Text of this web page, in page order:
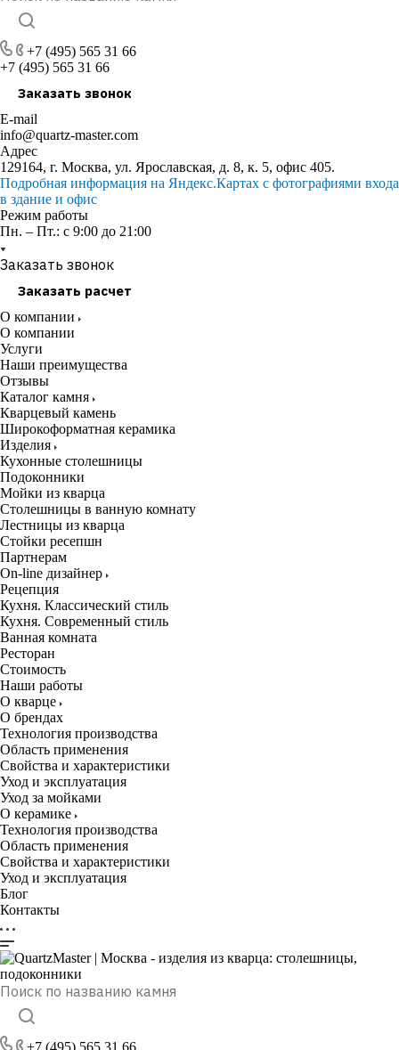
+7 (495) 565 31 66
+7 (495) 565 31 66
Заказать звонок
E-mail
info@quartz-master.com
Адрес
129164, г. Москва, ул. Ярославская, д. 8, к. 5, офис 405.
Подробная информация на Яндекс.Картах с фотографиями входа
в здание и офис
Режим работы
Пн. – Пт.: с 9:00 до 21:00
Заказать звонок
Заказать расчет
О компании
О компании
Услуги
Наши преимущества
Отзывы
Каталог камня
Кварцевый камень
Широкоформатная керамика
Изделия
Кухонные столешницы
Подоконники
Мойки из кварца
Столешницы в ванную комнату
Лестницы из кварца
Стойки ресепшн
Партнерам
On-line дизайнер
Рецепция
Кухня. Классический стиль
Кухня. Современный стиль
Ванная комната
Ресторан
Стоимость
Наши работы
О кварце
О брендах
Технология производства
Область применения
Свойства и характеристики
Уход и эксплуатация
Уход за мойками
О керамике
Технология производства
Область применения
Свойства и характеристики
Уход и эксплуатация
Блог
Контакты
+7 (495) 565 31 66